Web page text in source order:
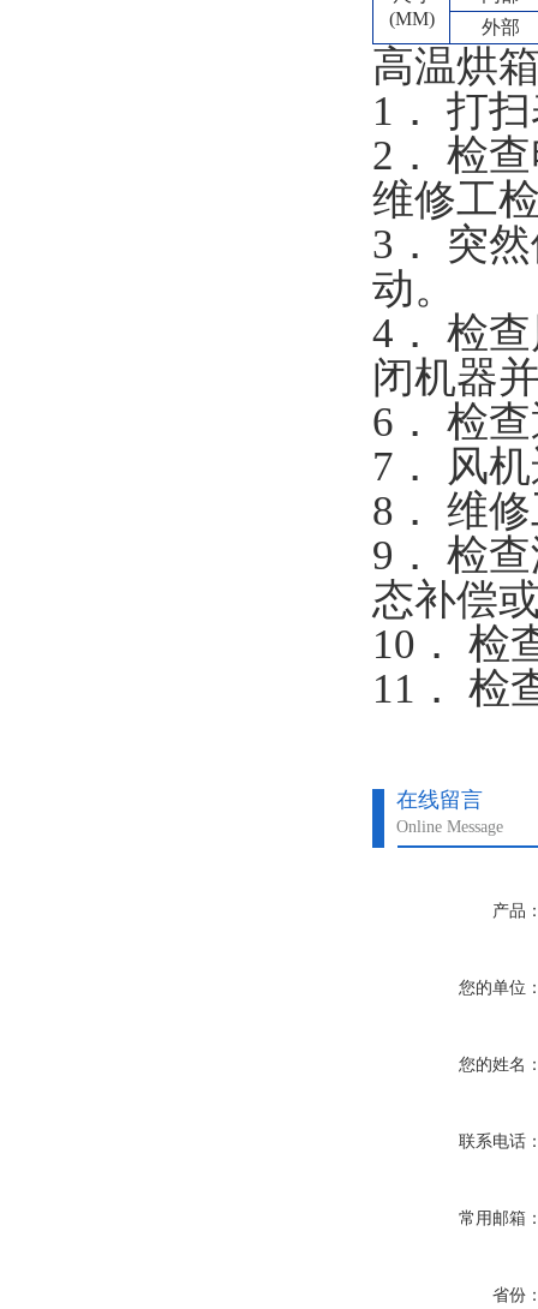
(MM)
外部
高温烘
1． 打
2． 检
维修工
3． 突
动。
4． 检
闭机器
6． 检
7． 风
8． 维
9． 检
态补偿
10． 检
11． 检
在线留言
Online Message
产品
您的单位
您的姓名
联系电话
常用邮箱
省份